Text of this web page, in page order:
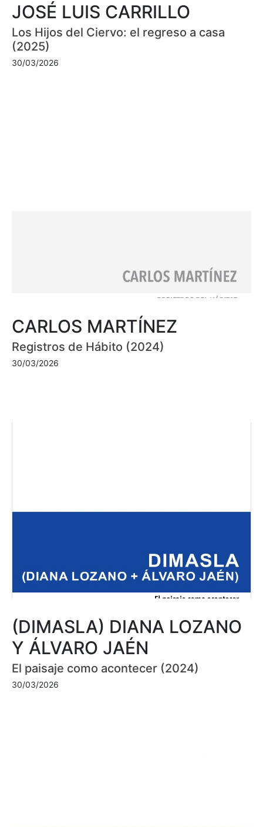
JOSÉ LUIS CARRILLO
Los Hijos del Ciervo: el regreso a casa
(2025)
30/03/2026
CARLOS MARTÍNEZ
Registros de Hábito (2024)
30/03/2026
(DIMASLA) DIANA LOZANO
Y ÁLVARO JAÉN
El paisaje como acontecer (2024)
30/03/2026